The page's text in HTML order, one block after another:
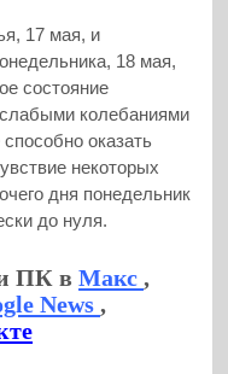
17 мая, и
18 мая,
состояние
колебаниями
оказать
некоторых
дня понедельник
до нуля.
ПК вМакс,
News,